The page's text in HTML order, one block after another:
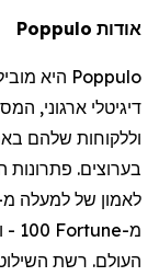
אודות Poppulo
Poppulo היא
דיגיטלי ארגוני,
וללקוחות שלהם
בערוצים. פתרונות
לאמון של למעלה מ-
מ-Fortune
העולם. רשת